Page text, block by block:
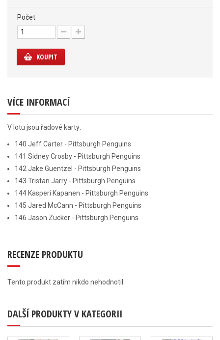
Počet
KOUPIT
VÍCE INFORMACÍ
V lotu jsou řadové karty:
140 Jeff Carter - Pittsburgh Penguins
141 Sidney Crosby - Pittsburgh Penguins
142 Jake Guentzel - Pittsburgh Penguins
143 Tristan Jarry - Pittsburgh Penguins
144 Kasperi Kapanen - Pittsburgh Penguins
145 Jared McCann - Pittsburgh Penguins
146 Jason Zucker - Pittsburgh Penguins
RECENZE PRODUKTU
Tento produkt zatím nikdo nehodnotil.
DALŠÍ PRODUKTY V KATEGORII